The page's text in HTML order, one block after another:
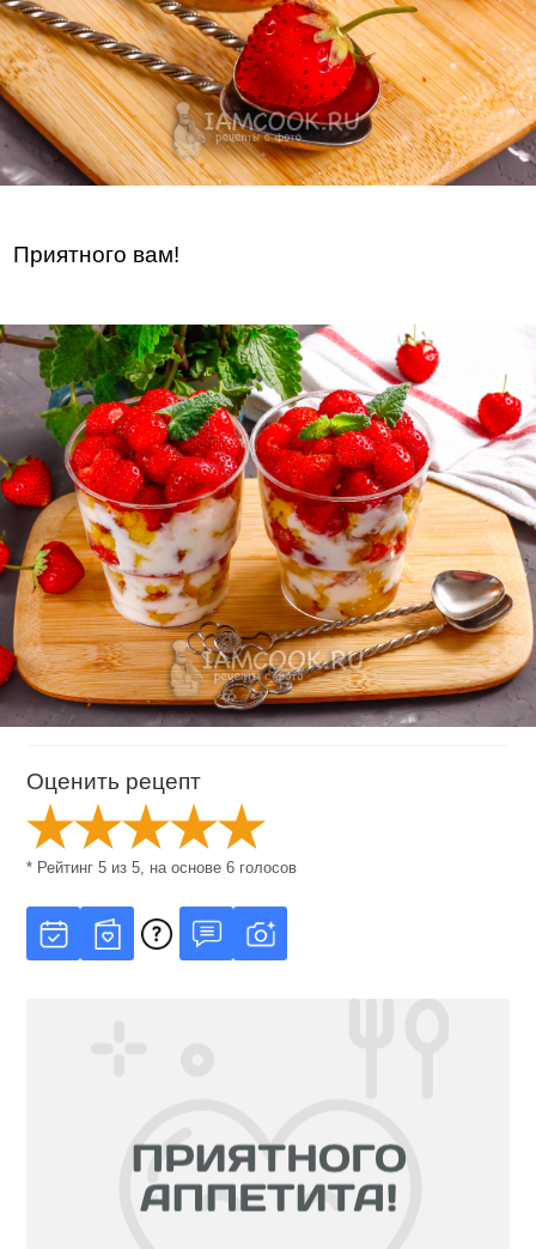
Приятного вам!
Оценить рецепт
* Рейтинг5 из5 , на основе6 голосов